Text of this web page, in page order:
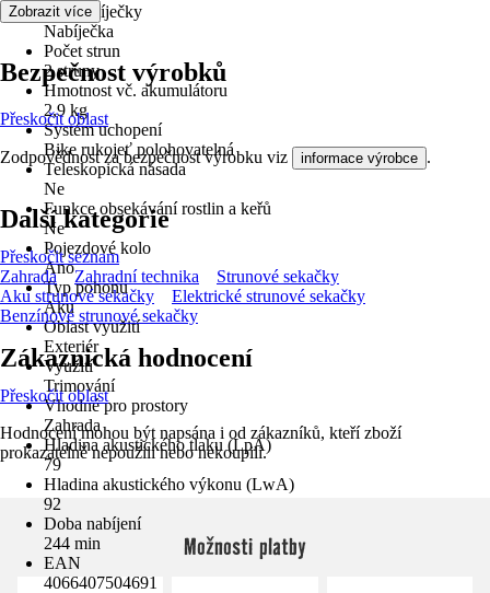
Typ nabíječky
Nabíječka
Počet strun
2 struny
Hmotnost vč. akumulátoru
2,9 kg
Systém uchopení
Bike rukojeť polohovatelná
Teleskopická násada
Ne
Funkce obsekávání rostlin a keřů
Ne
Pojezdové kolo
Ano
Typ pohonu
Aku
Oblast využití
Exteriér
Využití
Trimování
Vhodné pro prostory
Zahrada
Hladina akustického tlaku (LpA)
79
Hladina akustického výkonu (LwA)
92
Doba nabíjení
244 min
EAN
4066407504691
Zobrazit více
Bezpečnost výrobků
Přeskočit oblast
Zodpovědnost za bezpečnost výrobku viz informace výrobce .
Další kategorie
Přeskočit seznam
Zahrada
Zahradní technika
Strunové sekačky
Aku strunové sekačky
Elektrické strunové sekačky
Benzínové strunové sekačky
Zákaznická hodnocení
Přeskočit oblast
Hodnocení mohou být napsána i od zákazníků, kteří zboží
prokazatelně nepoužili nebo nekoupili.
Možnosti platby